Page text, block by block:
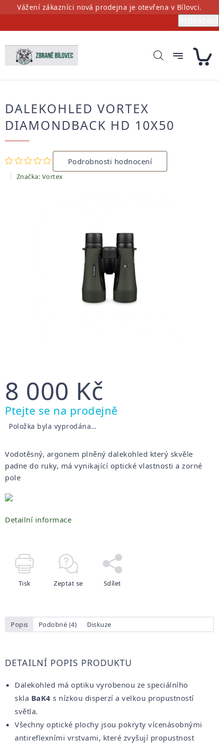
PřejítVážení zákazníci nová prodejna je otevřena v Bílovci.
DALEKOHLED VORTEX
DIAMONDBACK HD 10X50
Průměrné
hodnocení
produktu
je
Podrobnosti hodnocení
Značka: Vortex
8 000 Kč
Měrná
cena:
Ptejte se na prodejně
Položka byla vyprodána…
Vodotěsný, argonem plněný dalekohled který skvěle
padne do ruky, má vynikající optické vlastnosti a zorné
pole
Detailní informace
Tisk Zeptat se Sdílet
Popis Podobné (4) Diskuze
DETAILNÍ POPIS PRODUKTU
Dalekohled má optiku vyrobenou ze speciálního
skla BaK4 s nízkou disperzí a velkou propustností
světla.
Všechny optické plochy jsou pokryty vícenásobnými
antireflexními vrstvami, které zvyšují propustnost